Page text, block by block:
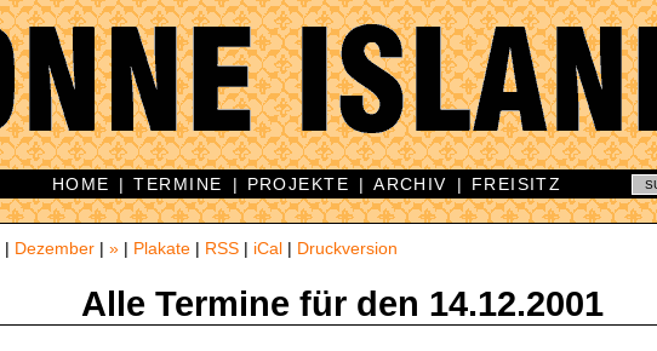
HOME |TERMINE | PROJEKTE |ARCHIV | FREISITZ
| Dezember | » | Plakate | RSS | iCal | Druckversion
Alle Termine für den 14.12.2001